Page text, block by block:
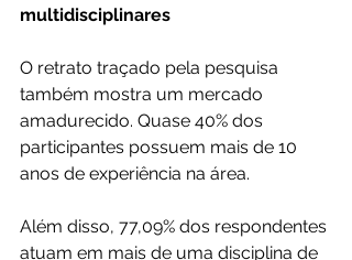
multidisciplinares
O retrato traçado pela pesquisa
também mostra um mercado
amadurecido. Quase 40% dos
participantes possuem mais de 10
anos de experiência na área.
Além disso, 77,09% dos respondentes
atuam em mais de uma disciplina de